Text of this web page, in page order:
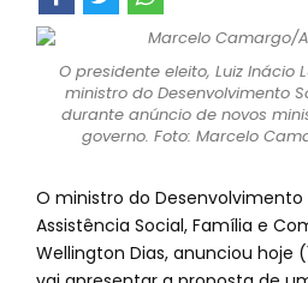
O presidente eleito, Luiz Inácio
ministro do Desenvolvimento
durante anúncio de novos
governo. Foto: Marcelo
O ministro do Desenvolvimento
Assistência Social, Família e
Wellington Dias, anunciou hoje